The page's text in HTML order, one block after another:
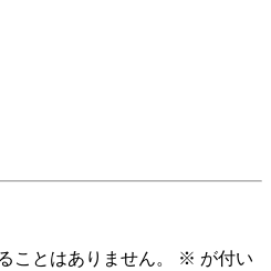
ことはありません。 ※ が付い